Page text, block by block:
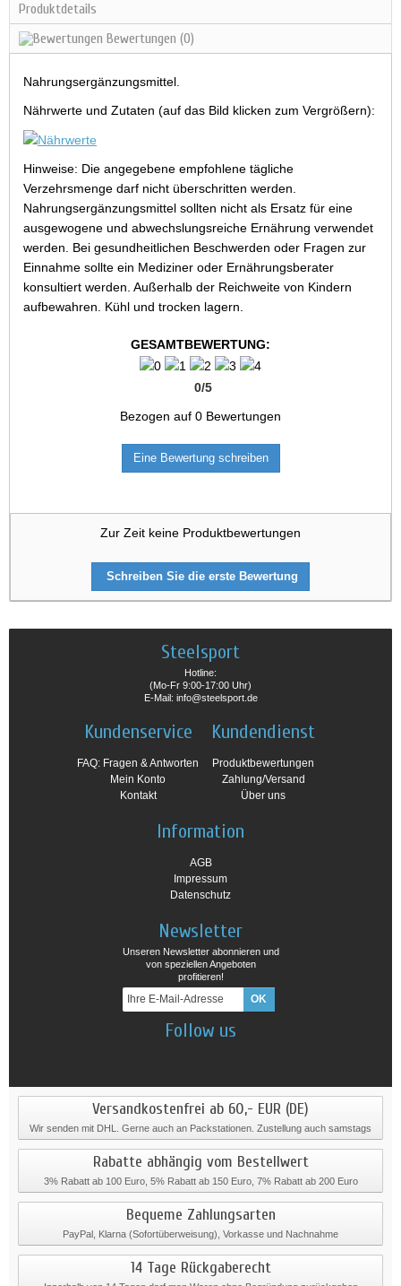
Produktdetails
Bewertungen (0)
Nahrungsergänzungsmittel.
Nährwerte und Zutaten (auf das Bild klicken zum Vergrößern):
Hinweise: Die angegebene empfohlene tägliche
Verzehrsmenge darf nicht überschritten werden.
Nahrungsergänzungsmittel sollten nicht als Ersatz für eine
ausgewogene und abwechslungsreiche Ernährung verwendet
werden. Bei gesundheitlichen Beschwerden oder Fragen zur
Einnahme sollte ein Mediziner oder Ernährungsberater
konsultiert werden. Außerhalb der Reichweite von Kindern
aufbewahren. Kühl und trocken lagern.
GESAMTBEWERTUNG:
0/5
Bezogen auf 0 Bewertungen
Eine Bewertung schreiben
Zur Zeit keine Produktbewertungen
Schreiben Sie die erste Bewertung
Steelsport
Hotline:
(Mo-Fr 9:00-17:00 Uhr)
E-Mail: info@steelsport.de
Kundenservice
FAQ: Fragen & Antworten
Mein Konto
Kontakt
Kundendienst
Produktbewertungen
Zahlung/Versand
Über uns
Information
AGB
Impressum
Datenschutz
Newsletter
Unseren Newsletter abonnieren und
von speziellen Angeboten
profitieren!
Follow us
Versandkostenfrei ab 60,- EUR (DE)
Wir senden mit DHL. Gerne auch an Packstationen. Zustellung auch samstags
Rabatte abhängig vom Bestellwert
3% Rabatt ab 100 Euro, 5% Rabatt ab 150 Euro, 7% Rabatt ab 200 Euro
Bequeme Zahlungsarten
PayPal, Klarna (Sofortüberweisung), Vorkasse und Nachnahme
14 Tage Rückgaberecht